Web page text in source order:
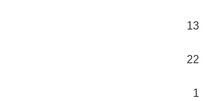
13
22
1